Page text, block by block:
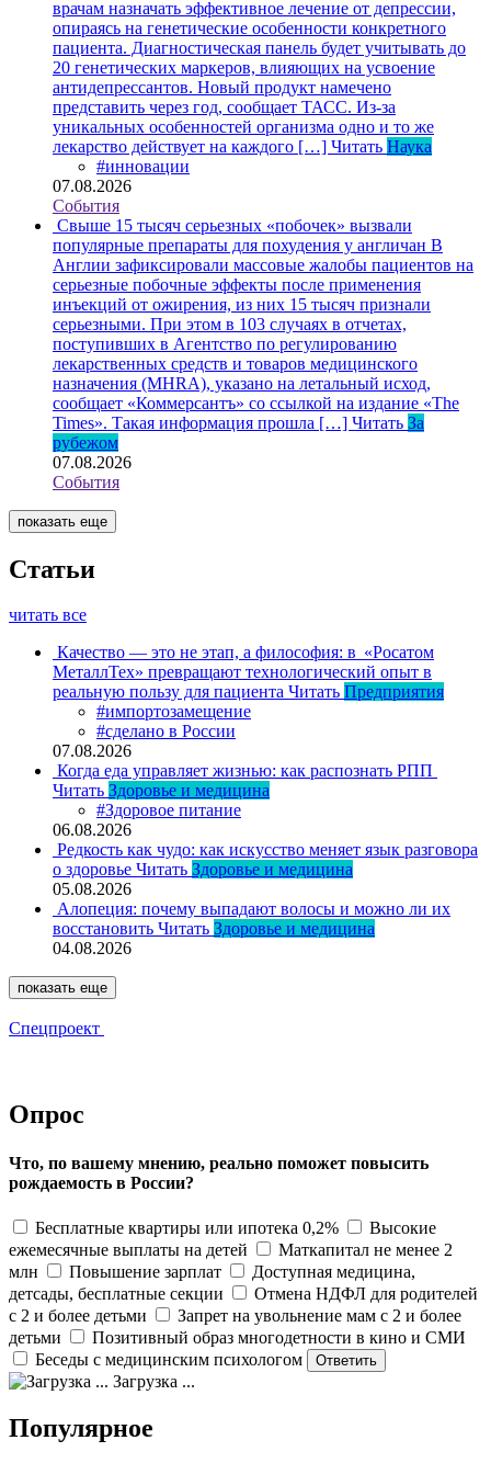
врачам назначать эффективное лечение от депрессии,
опираясь на генетические особенности конкретного
пациента. Диагностическая панель будет учитывать до
20 генетических маркеров, влияющих на усвоение
антидепрессантов. Новый продукт намечено
представить через год, сообщает ТАСС. Из-за
уникальных особенностей организма одно и то же
лекарство действует на каждого […] Читать Наука
#инновации
07.08.2026
События
Свыше 15 тысяч серьезных «побочек» вызвали
популярные препараты для похудения у англичан В
Англии зафиксировали массовые жалобы пациентов на
серьезные побочные эффекты после применения
инъекций от ожирения, из них 15 тысяч признали
серьезными. При этом в 103 случаях в отчетах,
поступивших в Агентство по регулированию
лекарственных средств и товаров медицинского
назначения (MHRA), указано на летальный исход,
сообщает «Коммерсантъ» со ссылкой на издание «The
Times». Такая информация прошла […] Читать За
рубежом
07.08.2026
События
показать еще
Статьи
читать все
Качество — это не этап, а философия: в «Росатом
МеталлТех» превращают технологический опыт в
реальную пользу для пациента Читать Предприятия
#импортозамещение
#сделано в России
07.08.2026
Когда еда управляет жизнью: как распознать РПП
Читать Здоровье и медицина
#Здоровое питание
06.08.2026
Редкость как чудо: как искусство меняет язык разговора
о здоровье Читать Здоровье и медицина
05.08.2026
Алопеция: почему выпадают волосы и можно ли их
восстановить Читать Здоровье и медицина
04.08.2026
показать еще
Спецпроект
Опрос
Что, по вашему мнению, реально поможет повысить
рождаемость в России?
Бесплатные квартиры или ипотека 0,2%
Высокие
ежемесячные выплаты на детей
Маткапитал не менее 2
млн
Повышение зарплат
Доступная медицина,
детсады, бесплатные секции
Отмена НДФЛ для родителей
с 2 и более детьми
Запрет на увольнение мам с 2 и более
детьми
Позитивный образ многодетности в кино и СМИ
Беседы с медицинским психологом
Загрузка ...
Популярное